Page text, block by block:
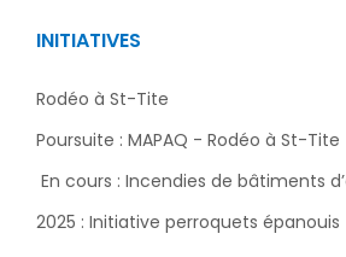
INITIATIVES
Rodéo à St-Tite
Poursuite : MAPAQ - Rodéo à St-Tite
En cours : Incendies de bâtiments
2025 : Initiative perroquets épanouis